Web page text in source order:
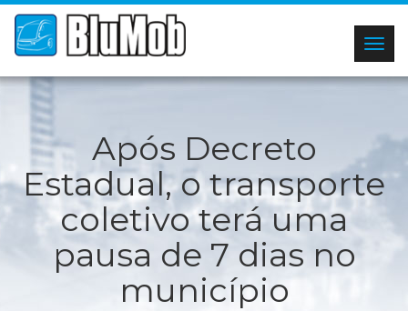
Após Decreto
Estadual, o transporte
coletivo terá uma
pausa de 7 dias no
município